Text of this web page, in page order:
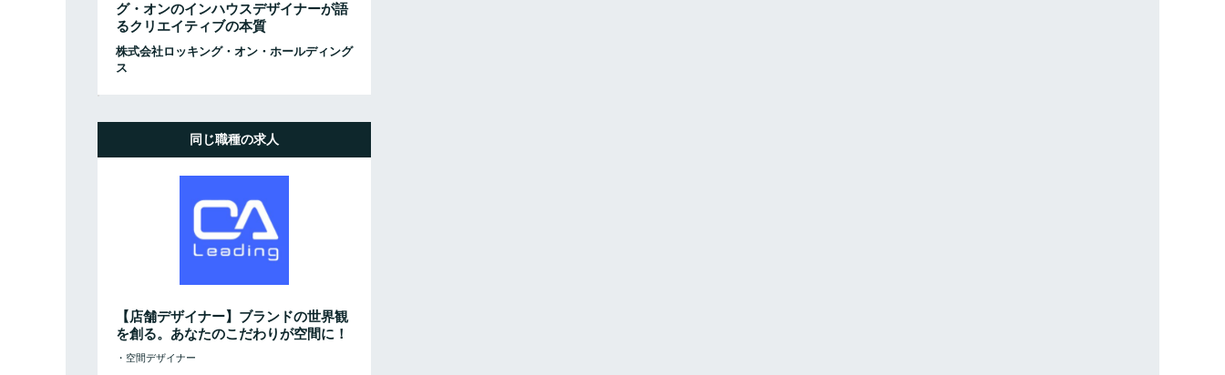
グ・オンのインハウスデザイナーが語
るクリエイティブの本質
株式会社ロッキング・オン・ホールディング
ス
同じ職種の求人
【店舗デザイナー】ブランドの世界観
を創る。あなたのこだわりが空間に！
・空間デザイナー